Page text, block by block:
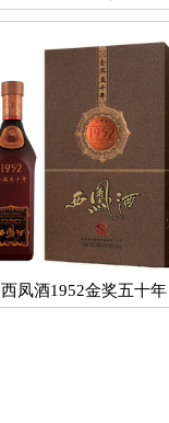
西凤酒1952金奖五十年